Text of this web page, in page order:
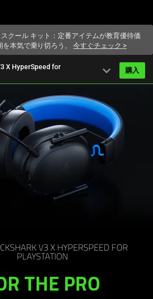
クール キット：定番アイテムが教育優待価
を本気で乗り切ろう。今すぐチェック >
X HyperSpeed for
expand_more 購入
V3 X HYPERSPEED FOR
PLAYSTATION
THE PRO